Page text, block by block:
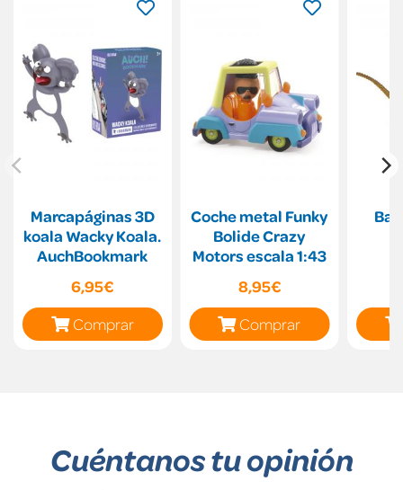
Marcapáginas 3D
koala Wacky Koala.
AuchBookmark
6,95€
Comprar
Coche metal Funky
Bolide Crazy
Motors escala 1:43
8,95€
Comprar
Cuéntanos tu opinión